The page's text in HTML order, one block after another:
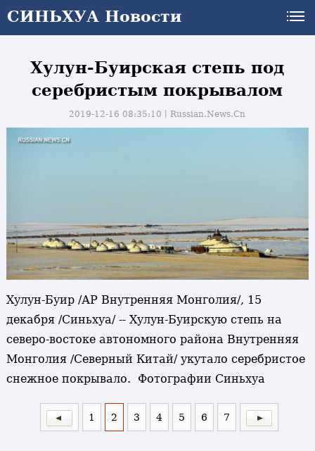
СИНЬХУА Новости
Хулун-Буирская степь под
серебристым покрывалом
2019-12-16 08:35:10丨Russian.News.Cn
Хулун-Буир /АР Внутренняя Монголия/, 15
декабря /Синьхуа/ -- Хулун-Буирскую степь на
северо-востоке автономного района Внутренняя
Монголия /Северный Китай/ укутало серебристое
снежное покрывало. Фотографии Синьхуа
1 2 3 4 5 6 7